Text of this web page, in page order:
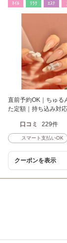
ﾈｲﾙ ﾘﾗｸ ｴｽﾃ
直前予約OK｜ちゅる
た定額｜持ち込み対応
口コミ 229件
スマート支払いOK
クーポンを表示